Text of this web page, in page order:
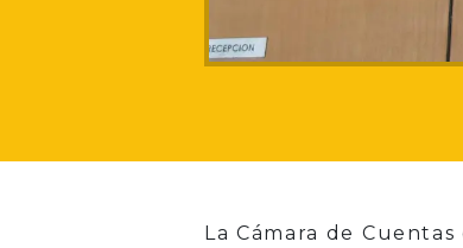
La Cámara de